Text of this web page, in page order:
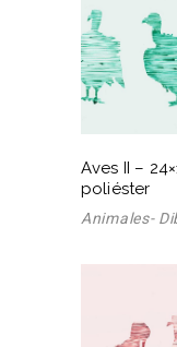
Aves II –
poliéster
Animales-